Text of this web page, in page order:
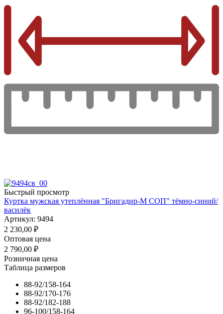
Быстрый просмотр
Куртка мужская утеплённая "Бригадир-М СОП" тёмно-синий/
василёк
Артикул: 9494
2 230,00 ₽
Оптовая цена
2 790,00 ₽
Розничная цена
Таблица размеров
88-92/158-164
88-92/170-176
88-92/182-188
96-100/158-164